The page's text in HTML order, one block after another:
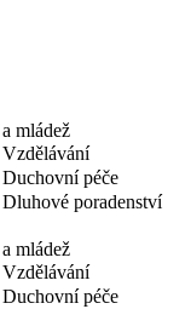
a mládež
Vzdělávání
Duchovní péče
Dluhové poradenství
a mládež
Vzdělávání
Duchovní péče